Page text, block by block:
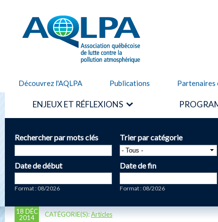
AQLPA
Découvrez l'AQLPA Publications Partenaires
ENJEUX ET RÉFLEXIONS
Rechercher par mots clés Trier par catégorie
Date de début
Format : 08/2026
Date de fin
Format : 08/2026
18 DÉC
2014
CATÉGORIE(S):Articles